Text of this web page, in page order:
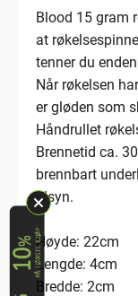
Blood 15 gram
at
tenner du
Når røkelsen
er gløden som
Håndrullet
Brennetid ca.
brennbart
tilsyn.
Høyde: 22cm
Lengde: 4cm
Bredde: 2cm